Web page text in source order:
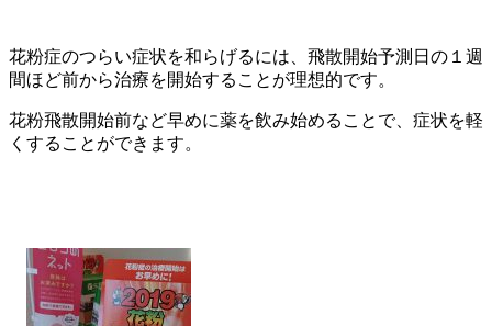
花粉症のつらい症状を和らげるには、飛散開始予測日の１週
間ほど前から治療を開始することが理想的です。
花粉飛散開始前など早めに薬を飲み始めることで、症状を軽
くすることができます。